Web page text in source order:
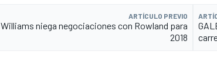
ARTÍCULO PREVIO
Williams niega negociaciones con Rowland para
2018